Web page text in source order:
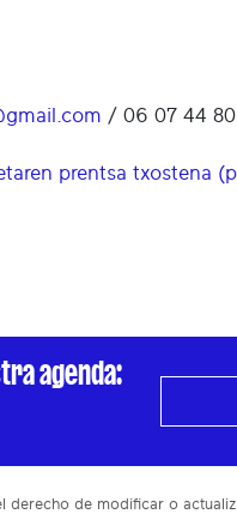
/ 06 07 44
prentsa txostena
agenda:
derecho de modificar o